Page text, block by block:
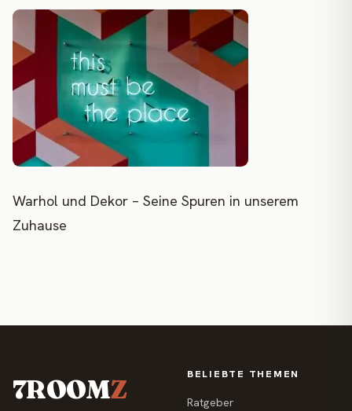
Warhol und Dekor – Seine Spuren in unserem
Zuhause
7ROOMZ BELIEBTE THEMEN
Ratgeber